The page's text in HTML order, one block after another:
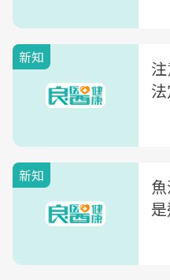
新知
新知